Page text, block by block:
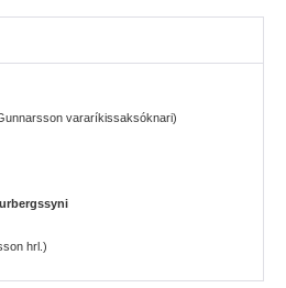
vararíkissaksóknari)
hrl.)